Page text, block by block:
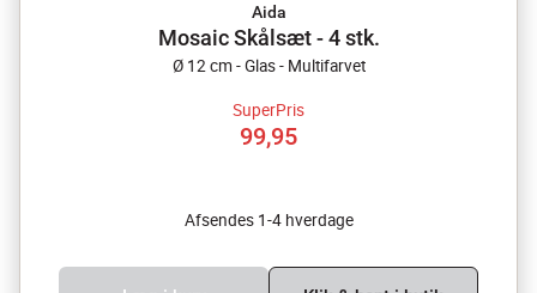
Aida
Mosaic Skålsæt - 4 stk.
Ø 12 cm - Glas - Multifarvet
SuperPris
99,95
Afsendes 1-4 hverdage